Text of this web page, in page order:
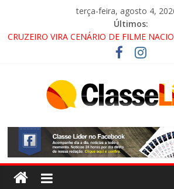
terça-feira, agosto 4,
Últimos:
CRUZEIRO VIRA CENÁRIO DE FILME
PROMOTOR DO GAECO
ACESSO À APARECIDA NA DUTRA SERÁ
ALTERNATIVAS
LORENA, PINDAMONHANGABA E
PELA FÁBRICA DA COCA-COLA!